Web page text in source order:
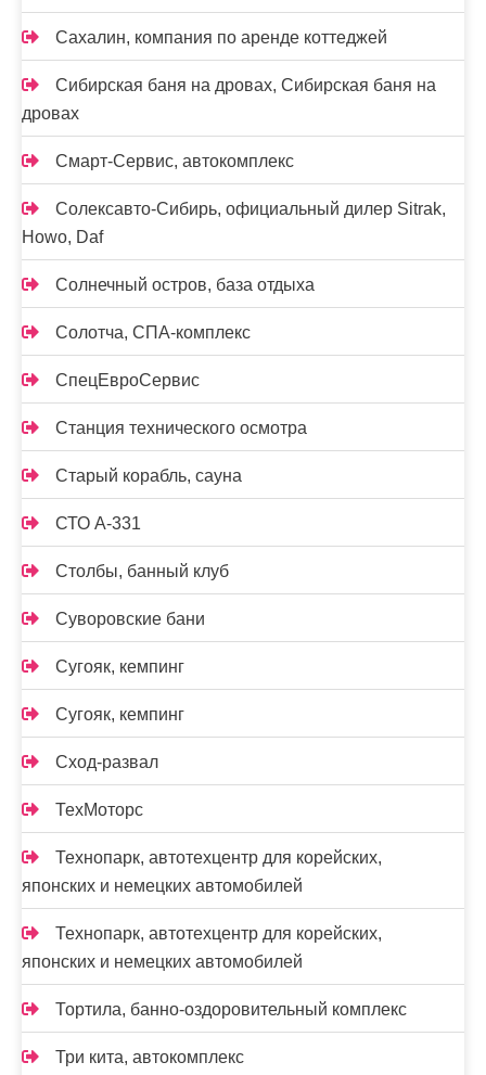
Сахалин, компания по аренде коттеджей
Сибирская баня на дровах, Сибирская баня на
дровах
Смарт-Сервис, автокомплекс
Солексавто-Сибирь, официальный дилер Sitrak,
Howo, Daf
Солнечный остров, база отдыха
Солотча, СПА-комплекс
СпецЕвроСервис
Станция технического осмотра
Старый корабль, сауна
СТО А-331
Столбы, банный клуб
Суворовские бани
Сугояк, кемпинг
Сугояк, кемпинг
Сход-развал
ТехМоторс
Технопарк, автотехцентр для корейских,
японских и немецких автомобилей
Технопарк, автотехцентр для корейских,
японских и немецких автомобилей
Тортила, банно-оздоровительный комплекс
Три кита, автокомплекс